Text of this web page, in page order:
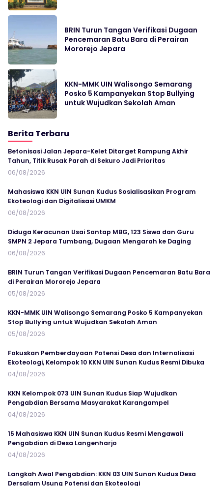
BRIN Turun Tangan Verifikasi Dugaan
Pencemaran Batu Bara di Perairan
Mororejo Jepara
KKN-MMK UIN Walisongo Semarang
Posko 5 Kampanyekan Stop Bullying
untuk Wujudkan Sekolah Aman
Berita Terbaru
Betonisasi Jalan Jepara-Kelet Ditarget Rampung Akhir
Tahun, Titik Rusak Parah di Sekuro Jadi Prioritas
06/08/2026
Mahasiswa KKN UIN Sunan Kudus Sosialisasikan Program
Ekoteologi dan Digitalisasi UMKM
06/08/2026
Diduga Keracunan Usai Santap MBG, 123 Siswa dan Guru
SMPN 2 Jepara Tumbang, Dugaan Mengarah ke Daging
06/08/2026
BRIN Turun Tangan Verifikasi Dugaan Pencemaran Batu Bara
di Perairan Mororejo Jepara
05/08/2026
KKN-MMK UIN Walisongo Semarang Posko 5 Kampanyekan
Stop Bullying untuk Wujudkan Sekolah Aman
05/08/2026
Fokuskan Pemberdayaan Potensi Desa dan Internalisasi
Ekoteologi, Kelompok 10 KKN UIN Sunan Kudus Resmi Dibuka
04/08/2026
KKN Kelompok 073 UIN Sunan Kudus Siap Wujudkan
Pengabdian Bersama Masyarakat Karangampel
04/08/2026
15 Mahasiswa KKN UIN Sunan Kudus Resmi Mengawali
Pengabdian di Desa Langenharjo
04/08/2026
Langkah Awal Pengabdian: KKN 03 UIN Sunan Kudus Desa
Dersalam Usung Potensi dan Ekoteologi